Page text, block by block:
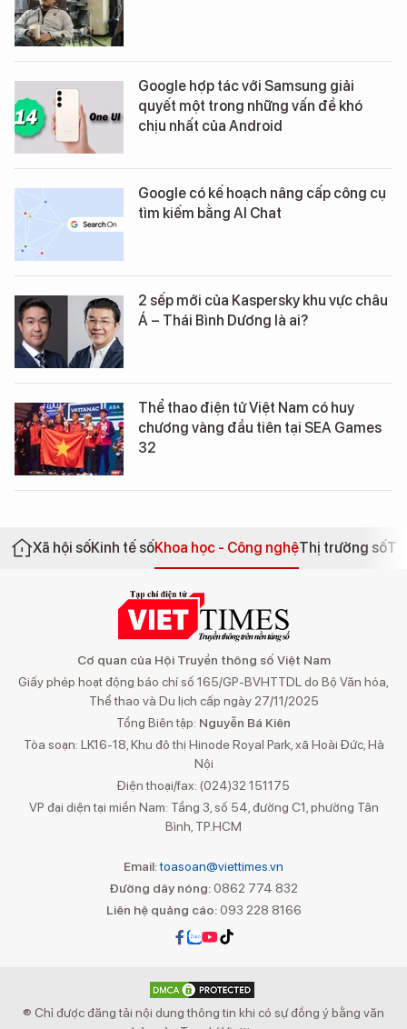
Google hợp tác với Samsung giải
quyết một trong những vấn đề khó
chịu nhất của Android
Google có kế hoạch nâng cấp công cụ
tìm kiếm bằng AI Chat
2 sếp mới của Kaspersky khu vực châu
Á – Thái Bình Dương là ai?
Thể thao điện tử Việt Nam có huy
chương vàng đầu tiên tại SEA Games
32
Xã hội sốKinh tế sốKhoa học - Công nghệThị trường số
Cơ quan của Hội Truyền thông số Việt Nam
Giấy phép hoạt động báo chí số 165/GP-BVHTTDL do Bộ Văn hóa,
Thể thao và Du lịch cấp ngày 27/11/2025
Tổng Biên tập: Nguyễn Bá Kiên
Tòa soạn: LK16-18, Khu đô thị Hinode Royal Park, xã Hoài Đức, Hà
Nội
Điện thoại/fax: (024)32 151175
VP đại diện tại miền Nam: Tầng 3, số 54, đường C1, phường Tân
Bình, TP.HCM
Email:toasoan@viettimes.vn
Đường dây nóng: 0862 774 832
Liên hệ quảng cáo:093 228 8166
® Chỉ được đăng tải nội dung thông tin khi có sự đồng ý bằng văn